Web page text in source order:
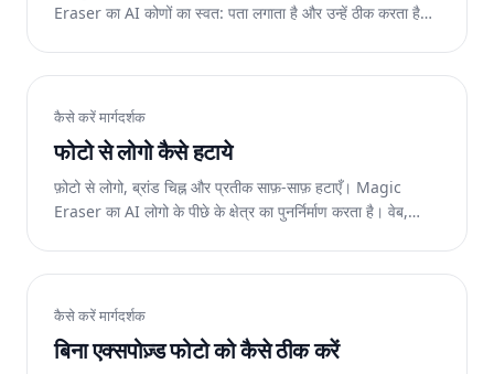
Eraser का AI कोणों का स्वत: पता लगाता है और उन्हें ठीक करता है।
कैसे करें मार्गदर्शक
फोटो से लोगो कैसे हटाये
फ़ोटो से लोगो, ब्रांड चिह्न और प्रतीक साफ़-साफ़ हटाएँ। Magic
Eraser का AI लोगो के पीछे के क्षेत्र का पुनर्निर्माण करता है। वेब,
कैसे करें मार्गदर्शक
बिना एक्सपोज़्ड फोटो को कैसे ठीक करें